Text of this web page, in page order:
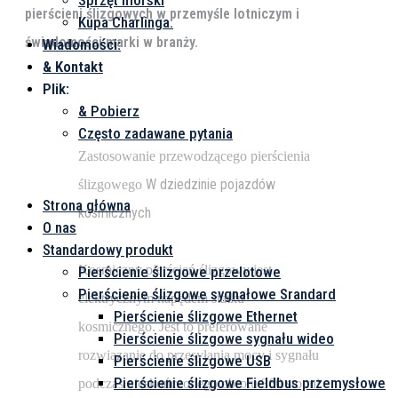
Kupa Charlinga.
Wiadomości:
& Kontakt
Plik:
& Pobierz
Często zadawane pytania
Strona główna
O nas
Standardowy produkt
Pierścienie ślizgowe przelotowe
Pierścienie ślizgowe sygnałowe Srandard
Pierścienie ślizgowe Ethernet
Pierścienie ślizgowe sygnału wideo
Pierścienie ślizgowe USB
Pierścienie ślizgowe Fieldbus przemysłowe
pierścieni ślizgowych w przemyśle lotniczym i
świadomości marki w branży.
Zastosowanie przewodzącego pierścienia
ślizgowego W dziedzinie pojazdów
kosmicznych
Kosmiczny pierścień ślizgowy jest
elektrycznym napędem statku
kosmicznego. Jest to preferowane
rozwiązanie do przesyłania mocy i sygnału
podczas nieskończonego obrotu 360 stopni